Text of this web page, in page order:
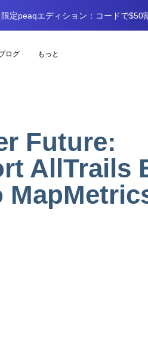
限定peaqエディション：コードで$50
ログ もっと
Future:
AllTrails